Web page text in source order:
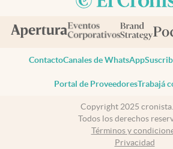
ContactoCanales de WhatsApp
Portal de ProveedoresTrabajá
Copyright 2025
Todos los derechos
Términos y
Privacidad